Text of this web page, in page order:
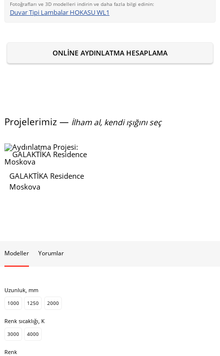
Fotoğrafları ve 3D modelleri indirin ve daha fazla bilgi edinin:
Duvar Tipi Lambalar HOKASU WL1
ONLINE AYDINLATMA HESAPLAMA
Projelerimiz — İlham al, kendi ışığını seç
GALAKTİKA Residence
Moskova
Modeller Yorumlar
Uzunluk, mm
1000 1250 2000
Renk sıcaklığı, K
3000 4000
Renk